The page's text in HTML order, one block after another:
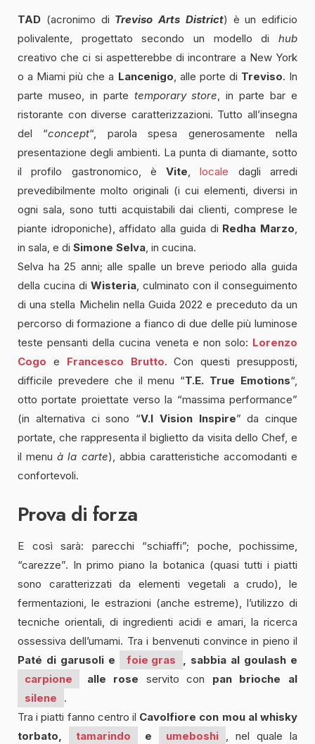
TAD (acronimo di Treviso Arts District) è un edificio
polivalente, progettato secondo un modello di hub
creativo che ci si aspetterebbe di incontrare a New York
o a Miami più che a Lancenigo, alle porte di Treviso. In
parte museo, in parte temporary store, in parte bar e
ristorante con diverse caratterizzazioni. Tutto all’insegna
del “concept“, parola spesa generosamente nella
presentazione degli ambienti. La punta di diamante, sotto
il profilo gastronomico, èVite,locale dagli arredi
prevedibilmente molto originali (i cui elementi, diversi in
ogni sala, sono tutti acquistabili dai clienti, comprese le
piante idroponiche), affidato alla guida di Redha Marzo,
in sala, e di Simone Selva, in cucina.
Selva ha 25 anni; alle spalle un breve periodo alla guida
della cucina di Wisteria, culminato con il conseguimento
di una stella Michelin nella Guida 2022 e preceduto da un
percorso di formazione a fianco di due delle più luminose
teste pensanti della cucina veneta e non solo: Lorenzo
Cogo e Francesco Brutto. Con questi presupposti,
difficile prevedere che il menu “T.E. True Emotions“,
otto portate proiettate verso la “massima performance”
(in alternativa ci sono “V.I Vision Inspire” da cinque
portate, che rappresenta il biglietto da visita dello Chef, e
il menuà la carte), abbia caratteristiche accomodanti e
confortevoli.
Prova di forza
E così sarà: parecchi “schiaffi”; poche, pochissime,
“carezze”. In primo piano la botanica (quasi tutti i piatti
sono caratterizzati da elementi vegetali a crudo), le
fermentazioni, le estrazioni (anche estreme), l’utilizzo di
tecniche orientali, di ingredienti acidi e amari, la ricerca
ossessiva dell’umami. Tra i benvenuti convince in pieno il
Paté di garusoli e
foie gras
, sabbia al goulash e
carpione
alle rose servito con pan brioche al
silene
.
Tra i piatti fanno centro il Cavolfiore con mou al whisky
torbato,
tamarindo e umeboshi , nel quale la